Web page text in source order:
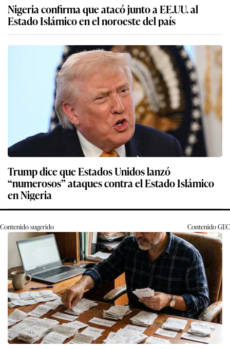
Nigeria confirma que atacó junto a EE.UU. al
Estado Islámico en el noroeste del país
Trump dice que Estados Unidos lanzó
“numerosos” ataques contra el Estado Islámico
en Nigeria
Contenido sugerido ContenidoGEC